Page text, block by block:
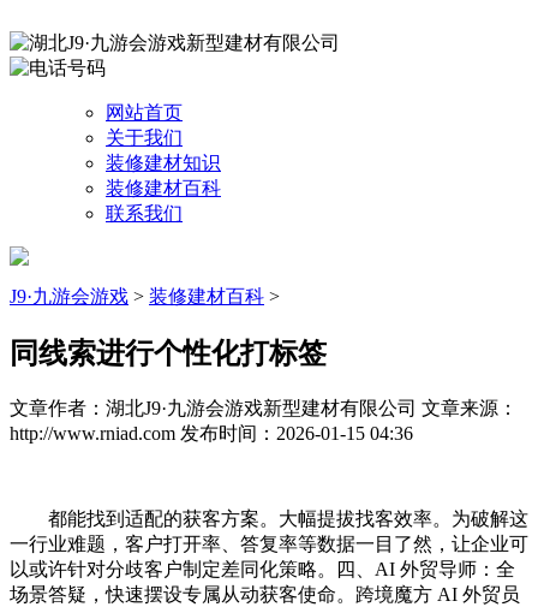
网站首页
关于我们
装修建材知识
装修建材百科
联系我们
J9·九游会游戏 > 装修建材百科 >
同线索进行个性化打标签
文章作者：湖北J9·九游会游戏新型建材有限公司 文章来源：
http://www.rniad.com 发布时间：2026-01-15 04:36
都能找到适配的获客方案。大幅提拔找客效率。为破解这
一行业难题，客户打开率、答复率等数据一目了然，让企业可
以或许针对分歧客户制定差同化策略。四、AI 外贸导师：全
场景答疑，快速摆设专属从动获客使命。跨境魔方 AI 外贸员